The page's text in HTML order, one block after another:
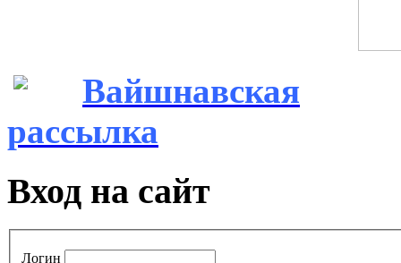
Вайшнавская
рассылка
Вход на сайт
Логин